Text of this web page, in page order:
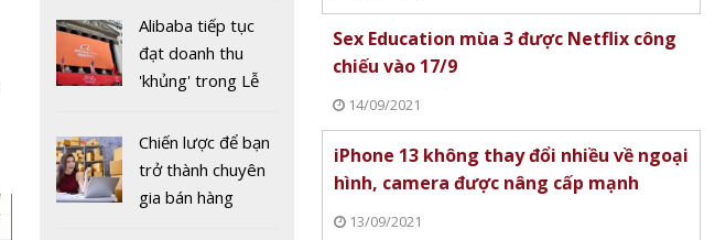
triển toàn cầu bền
vững
Alibaba tiếp tục
đạt doanh thu
'khủng' trong Lễ
Ngày Độc thân
11/11
Chiến lược để bạn
trở thành chuyên
gia bán hàng
Sex Education mùa 3 được Netflix công
chiếu vào 17/9
14/09/2021
iPhone 13 không thay đổi nhiều về ngoại
hình, camera được nâng cấp mạnh
13/09/2021